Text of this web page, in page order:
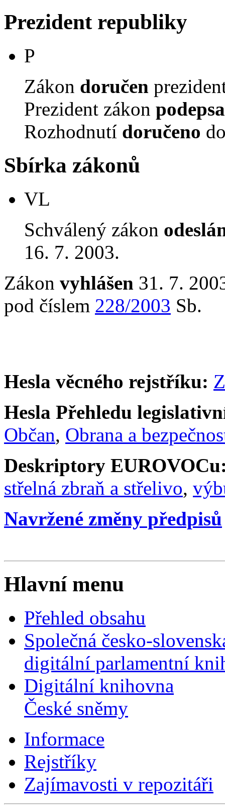
Prezident republiky
P
Zákon doručen
Prezident zákon
Rozhodnutí doručeno
Sbírka zákonů
VL
Schválený zákon
16. 7. 2003.
Zákon vyhlášen 31. 7.
pod číslem 228/2003 Sb.
Hesla věcného rejstříku:
Hesla Přehledu
Občan, Obrana a
Deskriptory
střelná zbraň a střelivo,
Navržené změny předpisů
Hlavní menu
Přehled obsahu
Společná česko-
digitální parlamentní
Digitální knihovna
České sněmy
Informace
Rejstříky
Zajímavosti v repozitáři